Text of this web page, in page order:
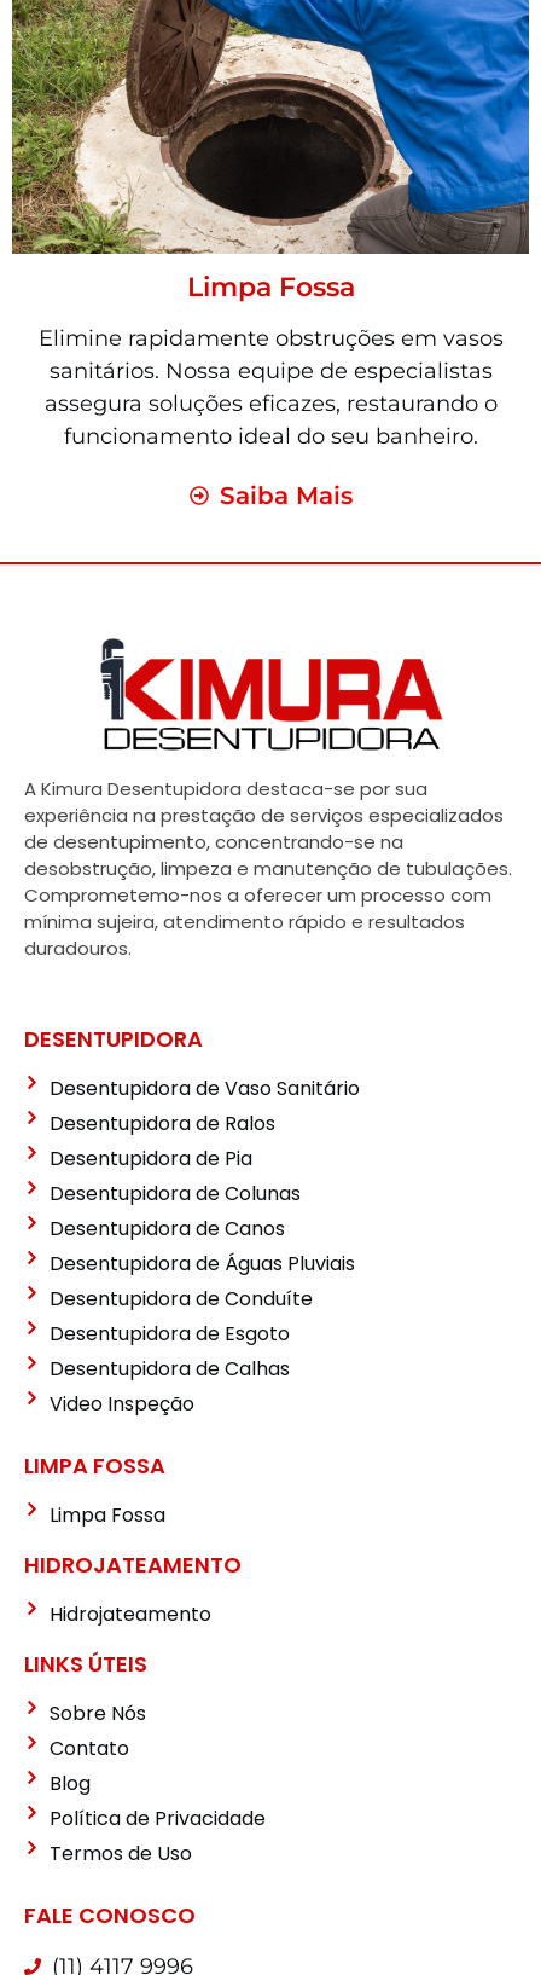
Limpa Fossa
Elimine rapidamente obstruções em vasos
sanitários. Nossa equipe de especialistas
assegura soluções eficazes, restaurando o
funcionamento ideal do seu banheiro.
Saiba Mais
A Kimura Desentupidora destaca-se por sua
experiência na prestação de serviços especializados
de desentupimento, concentrando-se na
desobstrução, limpeza e manutenção de tubulações.
Comprometemo-nos a oferecer um processo com
mínima sujeira, atendimento rápido e resultados
duradouros.
DESENTUPIDORA
Desentupidora de Vaso Sanitário
Desentupidora de Ralos
Desentupidora de Pia
Desentupidora de Colunas
Desentupidora de Canos
Desentupidora de Águas Pluviais
Desentupidora de Conduíte
Desentupidora de Esgoto
Desentupidora de Calhas
Video Inspeção
LIMPA FOSSA
Limpa Fossa
HIDROJATEAMENTO
Hidrojateamento
LINKS ÚTEIS
Sobre Nós
Contato
Blog
Política de Privacidade
Termos de Uso
FALE CONOSCO
(11) 4117 9996